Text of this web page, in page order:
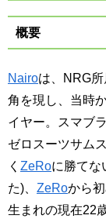
概要
Nairoは、NRG
角を現し、当時
イヤー。スマブ
ゼロスーツサム
く ZeRoに勝てな
た)、 ZeRoから
生まれの現在22